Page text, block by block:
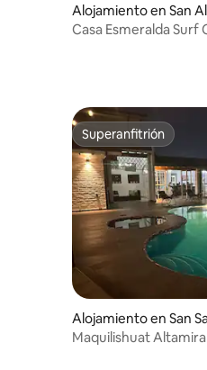
Alojamiento en San
Casa Esmeralda Surf
Superanfitrión
Superanfitrión
Alojamiento en San
Maquilishuat